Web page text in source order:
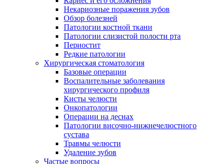
Некариозные поражения зубов
Обзор болезней
Патологии костной ткани
Патологии слизистой полости рта
Периостит
Редкие патологии
Хирургическая стоматология
Базовые операции
Воспалительные заболевания
хирургического профиля
Кисты челюсти
Онкопатологии
Операции на деснах
Патологии височно-нижнечелюстного
сустава
Травмы челюсти
Удаление зубов
Частые вопросы